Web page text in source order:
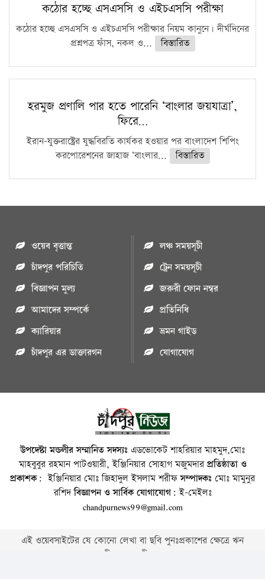
কঠোর হচ্ছে এসএসসি ও এইচএসসি পরীক্ষা
কঠোর হচ্ছে এসএসসি ও এইচএসসি পরীক্ষার নিয়ম কানুনে। দীর্ঘদিনের
প্রশ্নপত্র ফাঁস, নকল ও...
বিস্তারিত
হরমুজ প্রণালি পার হতে পারেনি ‘বাংলার জয়যাত্রা’,
ফিরে…
ইরান-যুক্তরাষ্ট্রের যুদ্ধবিরতি কার্যকর হওয়ার পর বাংলাদেশ শিপিং
করপোরেশনের জাহাজ ‘বাংলার...
বিস্তারিত
ওয়েব বৃত্তান্ত
চাঁদপুর পরিচিতি
বিজ্ঞাপন মুল্য
আমাদের সম্পর্কে
ক্যারিয়ার
চাঁদপুর এর ডাক্তারগন
লঞ্চ সময়সূচী
ট্রেন সময়সূচী
জরুরী ফোন নম্বর
প্রতিনিধি
ভ্রমন গাইড
যোগাযোগ
উপদেষ্টা মন্ডলীর সম্মানিত সদস্যঃ এডভোকেট শাহরিয়ার মাহমুদ,মোঃ
মাহবুবুর রহমান পাটওয়ারী, ইঞ্জিনিয়ার সোহাগ মজুমদারপ্রতিষ্ঠাতা ও
প্রকাশক: ইঞ্জিনিয়ার মোঃ জিহাদুল ইসলাম শরীফসম্পাদকঃ মোঃ মামুনুর
রশিদবিজ্ঞাপন ও সার্বিক যোগাযোগ: ই-মেইলঃ
chandpurnews99@gmail.com
এই ওয়েবসাইটের যে কোনো লেখা বা ছবি পুনঃপ্রকাশের ক্ষেত্রে ঋন
স্বীকার বাঞ্চনীয় ।